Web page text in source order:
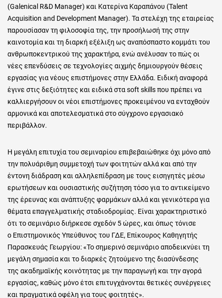
(Galenical R&D Manager) και Κατερίνα Καραπάνου (Talent
Acquisition and Development Manager). Τα στελέχη της εταιρείας
παρουσίασαν τη φιλοσοφία της, την προσήλωσή της στην
καινοτομία και τη διαρκή εξέλιξη ως αναπόσπαστο κομμάτι του
ανθρωποκεντρικού της χαρακτήρα, ενώ ανέλυσαν το πώς οι
νέες επενδύσεις σε τεχνολογίες αιχμής δημιουργούν θέσεις
εργασίας για νέους επιστήμονες στην Ελλάδα. Ειδική αναφορά
έγινε στις δεξιότητες και ειδικά σταsoft skillsπου πρέπει να
καλλιεργήσουν οι νέοι επιστήμονες προκειμένου να ενταχθούν
αρμονικά και αποτελεσματικά στο σύγχρονο εργασιακό
περιβάλλον.
Η μεγάλη επιτυχία του σεμιναρίου επιβεβαιώθηκε όχι μόνο από
την πολυάριθμη συμμετοχή των φοιτητών αλλά και από την
έντονη διάδραση και αλληλεπίδραση με τους εισηγητές μέσω
ερωτήσεων και ουσιαστικής συζήτηση τόσο για το αντικείμενο
της έρευνας και ανάπτυξης φαρμάκων αλλά και γενικότερα για
θέματα επαγγελματικής σταδιοδρομίας. Είναι χαρακτηριστικό
ότι το σεμινάριο διήρκεσε σχεδόν 5 ώρες, και όπως τόνισε
ο Επιστημονικός Υπεύθυνος του ΓΔΕ, Επίκουρος Καθηγητής
Παρασκευάς Γεωργίου: «Το σημερινό σεμινάριο αποδεικνύει τη
μεγάλη σημασία και το διαρκές ζητούμενο της διασύνδεσης
της ακαδημαϊκής κοινότητας με την παραγωγή και την αγορά
εργασίας, καθώς μόνο έτσι επιτυγχάνονται θετικές συνέργειες
και πραγματικά οφέλη για τους φοιτητές».